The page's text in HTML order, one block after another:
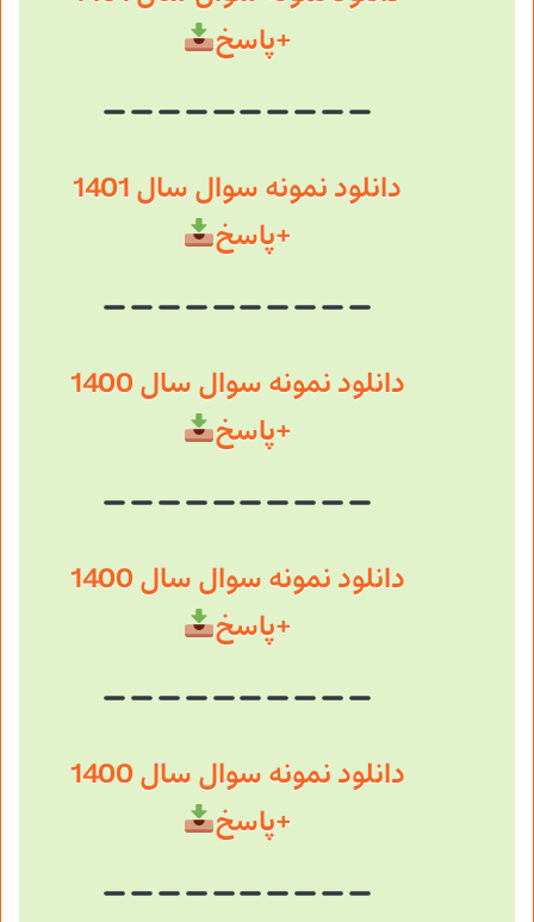
+پاسخ
دانلود نمونه سوال سال 1401
+پاسخ
دانلود نمونه سوال سال 1400
+پاسخ
دانلود نمونه سوال سال 1400
+پاسخ
دانلود نمونه سوال سال 1400
+پاسخ